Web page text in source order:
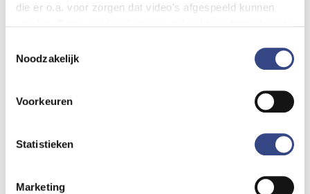
die er o.a. voor zorgen dat video's afgespeeld kunnen
is advertenties weergeven die relevant zijn voor de
onderaan de pagina.
Noodzakelijk
Voorkeuren
Statistieken
Marketing
Hoe werkt het vernieuwde Mijn DHD?
Hoe navigeer ik tussen Mijn DHD en de
Waar vind ik de functionaliteiten van het